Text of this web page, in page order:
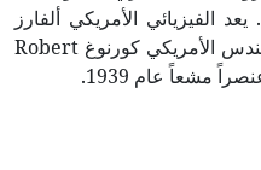
الجزيئية ، تم اكتشافه عام 1934. يعد الفيزيائي الأمريكي ألفارز
Luis W. Alvarez والفيزيائي المهندس الأمريكي كورنوغ Robert